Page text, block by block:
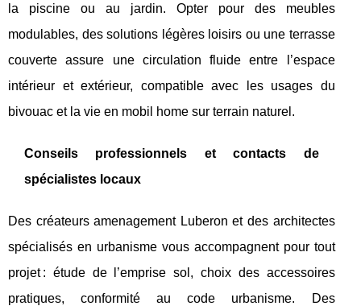
la piscine ou au jardin. Opter pour des meubles
modulables, des solutions légères loisirs ou une terrasse
couverte assure une circulation fluide entre l’espace
intérieur et extérieur, compatible avec les usages du
bivouac et la vie en mobil home sur terrain naturel.
Conseils professionnels et contacts de
spécialistes locaux
Des créateurs amenagement Luberon et des architectes
spécialisés en urbanisme vous accompagnent pour tout
projet : étude de l’emprise sol, choix des accessoires
pratiques, conformité au code urbanisme. Des